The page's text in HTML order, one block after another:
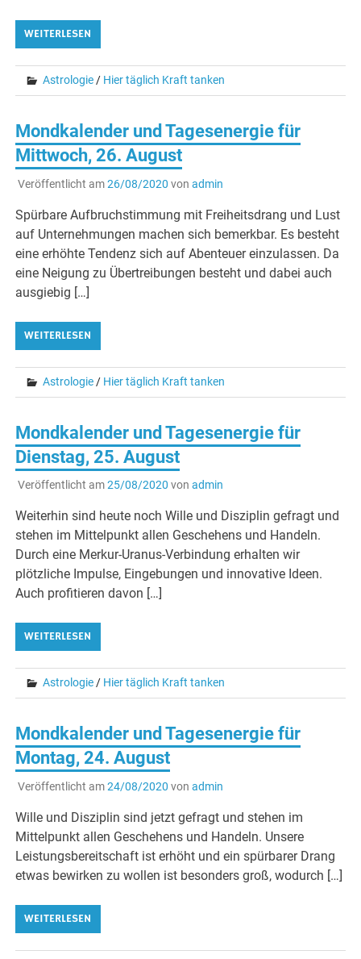
WEITERLESEN
Astrologie/ Hier täglich Kraft tanken
Mondkalender und Tagesenergie für
Mittwoch, 26. August
Veröffentlicht am26/08/2020 von admin
Spürbare Aufbruchstimmung mit Freiheitsdrang und Lust
auf Unternehmungen machen sich bemerkbar. Es besteht
eine erhöhte Tendenz sich auf Abenteuer einzulassen. Da
eine Neigung zu Übertreibungen besteht und dabei auch
ausgiebig […]
WEITERLESEN
Astrologie / Hier täglich Kraft tanken
Mondkalender und Tagesenergie für
Dienstag, 25. August
Veröffentlicht am25/08/2020 von admin
Weiterhin sind heute noch Wille und Disziplin gefragt und
stehen im Mittelpunkt allen Geschehens und Handeln.
Durch eine Merkur-Uranus-Verbindung erhalten wir
plötzliche Impulse, Eingebungen und innovative Ideen.
Auch profitieren davon […]
WEITERLESEN
Astrologie/ Hier täglich Kraft tanken
Mondkalender und Tagesenergie für
Montag, 24. August
Veröffentlicht am24/08/2020 von admin
Wille und Disziplin sind jetzt gefragt und stehen im
Mittelpunkt allen Geschehens und Handeln. Unsere
Leistungsbereitschaft ist erhöht und ein spürbarer Drang
etwas bewirken zu wollen ist besonders groß, wodurch […]
WEITERLESEN